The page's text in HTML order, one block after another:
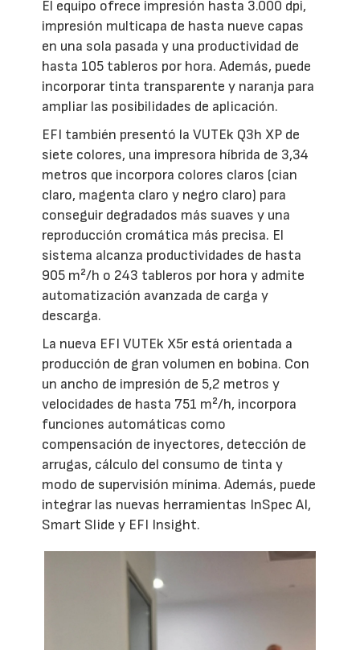
El equipo ofrece impresión hasta 3.000 dpi,
impresión multicapa de hasta nueve capas
en una sola pasada y una productividad de
hasta 105 tableros por hora. Además, puede
incorporar tinta transparente y naranja para
ampliar las posibilidades de aplicación.
EFI también presentó la VUTEk Q3h XP de
siete colores, una impresora híbrida de 3,34
metros que incorpora colores claros (cian
claro, magenta claro y negro claro) para
conseguir degradados más suaves y una
reproducción cromática más precisa. El
sistema alcanza productividades de hasta
905 m²/h o 243 tableros por hora y admite
automatización avanzada de carga y
descarga.
La nueva EFI VUTEk X5r está orientada a
producción de gran volumen en bobina. Con
un ancho de impresión de 5,2 metros y
velocidades de hasta 751 m²/h, incorpora
funciones automáticas como
compensación de inyectores, detección de
arrugas, cálculo del consumo de tinta y
modo de supervisión mínima. Además, puede
integrar las nuevas herramientas InSpec AI,
Smart Slide y EFI Insight.